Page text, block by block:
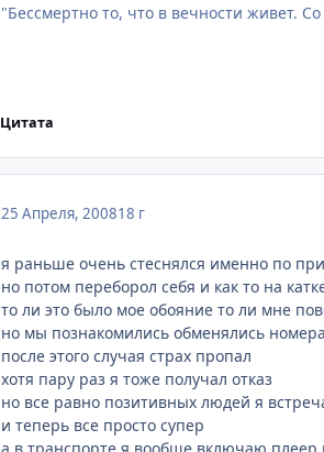
"Бессмертно то, что в вечности живет.
Цитата
25 Апреля, 200818 г
я раньше очень стеснялся именно по
но потом переборол себя и как то на
то ли это было мое обояние то ли мне
но мы познакомились обменялись
после этого случая страх пропал
хотя пару раз я тоже получал отказ
но все равно позитивных людей я
и теперь все просто супер
а в транспорте я вообще включаю плеер